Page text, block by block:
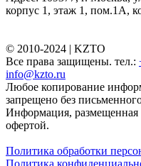
корпус 1, этаж 1, пом.1А,
© 2010-2024 | KZTO
Все права защищены. тел.:
info@kzto.ru
Любое копирование
запрещено без
Информация, размещенная
офертой.
Политика обработки
Политика